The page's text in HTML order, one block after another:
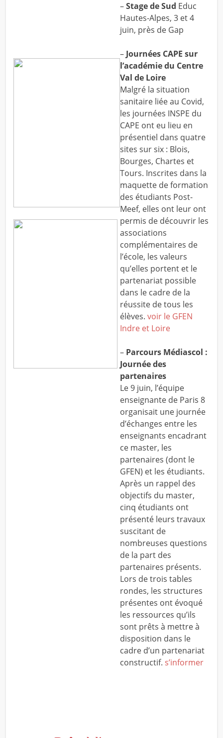
–Stage de Sud Educ
Hautes-Alpes, 3 et 4
juin, près de Gap
– Journées CAPE sur
l’académie du Centre
Val de Loire
Malgré la situation
sanitaire liée au Covid,
les journées INSPE du
CAPE ont eu lieu en
présentiel dans quatre
sites sur six : Blois,
Bourges, Chartes et
Tours. Inscrites dans la
maquette de formation
des étudiants Post-
Meef, elles ont leur ont
permis de découvrir les
associations
complémentaires de
l’école, les valeurs
qu’elles portent et le
partenariat possible
dans le cadre de la
réussite de tous les
élèves. voir le GFEN
Indre et Loire
– Parcours Médiascol :
Journée des
partenaires
Le 9 juin, l’équipe
enseignante de Paris 8
organisait une journée
d’échanges entre les
enseignants encadrant
ce master, les
partenaires (dont le
GFEN) et les étudiants.
Après un rappel des
objectifs du master,
cinq étudiants ont
présenté leurs travaux
suscitant de
nombreuses questions
de la part des
partenaires présents.
Lors de trois tables
rondes, les structures
présentes ont évoqué
les ressources qu’ils
sont prêts à mettre à
disposition dans le
cadre d’un partenariat
constructif. s’informer